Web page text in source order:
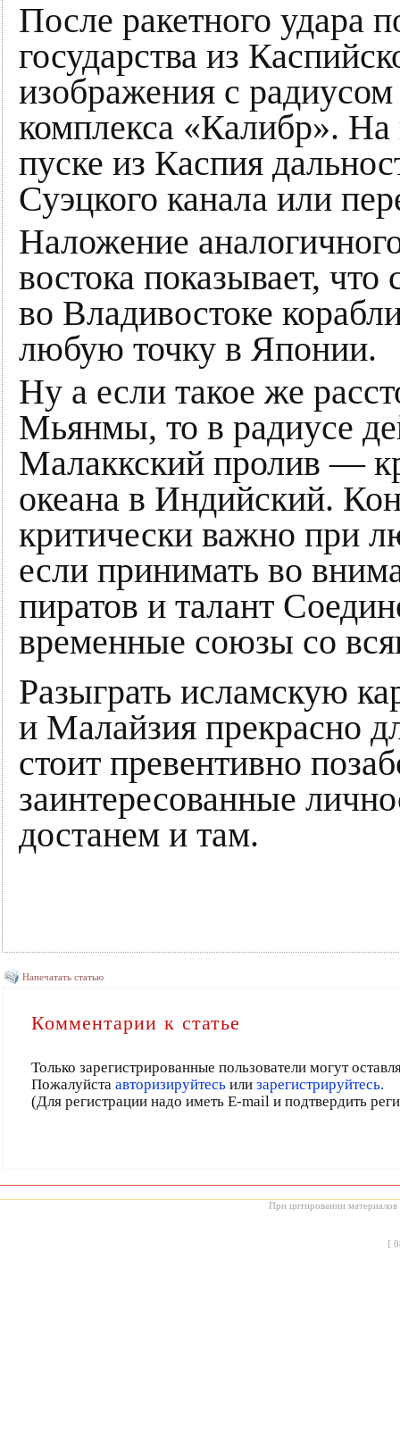
После ракетного удара
государства из
изображения с
комплекса «Калибр».
пуске из Каспия
Суэцкого канала или
Наложение
востока показывает,
во Владивостоке
любую точку в Японии.
Ну а если такое же
Мьянмы, то в радиусе
Малаккский пролив —
океана в Индийский.
критически важно при
если принимать во
пиратов и талант
временные союзы со
Разыграть исламскую
и Малайзия прекрасно
стоит превентивно
заинтересованные
достанем и там.
Напечатать статью
Комментарии к статье
Только зарегистрированные пользователи могут
Пожалуйста авторизируйтесьили зарегистрируйтесь.
(Для регистрации надо иметь E-mail и подтвердить
При цитировании материалов
[